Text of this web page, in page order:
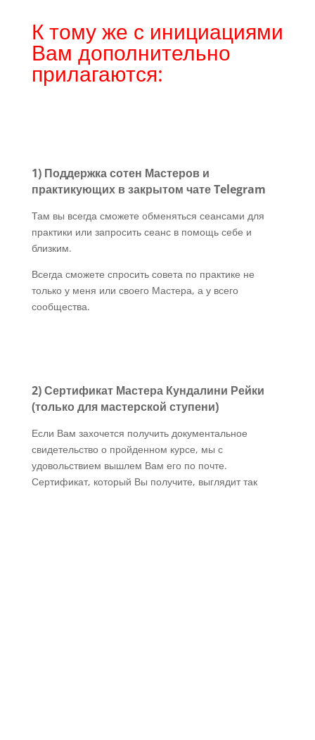
К тому же с инициациями
Вам дополнительно
прилагаются:
1) Поддержка сотен Мастеров и
практикующих в закрытом чате Telegram
Там вы всегда сможете обменяться сеансами для
практики или запросить сеанс в помощь себе и
близким.
Всегда сможете спросить совета по практике не
только у меня или своего Мастера, а у всего
сообщества.
2)Сертификат Мастера Кундалини Рейки
(только для мастерской ступени)
Если Вам захочется получить документальное
свидетельство о пройденном курсе, мы с
удовольствием вышлем Вам его по почте.
Сертификат, который Вы получите, выглядит так